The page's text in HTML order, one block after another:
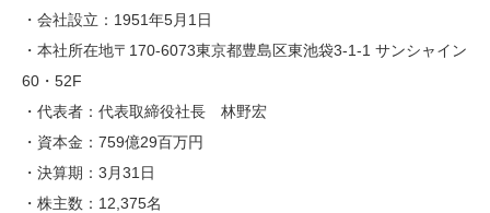
・会社設立：1951年5月1日
・本社所在地〒170-6073東京都豊島区東池袋3-1-1 サンシャイン
60・52F
・代表者：代表取締役社長 林野宏
・資本金：759億29百万円
・決算期：3月31日
・株主数：12,375名